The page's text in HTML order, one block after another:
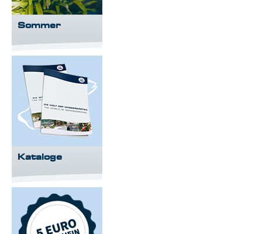
Sommer
Kataloge